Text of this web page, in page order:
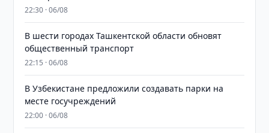
22:30 · 06/08
В шести городах Ташкентской области обновят
общественный транспорт
22:15 · 06/08
В Узбекистане предложили создавать парки на
месте госучреждений
22:00 · 06/08